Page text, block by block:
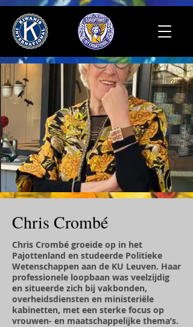
Chris Crombé
Chris Crombé groeide op in het
Pajottenland en studeerde Politieke
Wetenschappen aan de KU Leuven. Haar
professionele loopbaan was veelzijdig
en situeerde zich bij vakbonden,
overheidsdiensten en ministeriële
kabinetten, met een sterke focus op
vrouwen- en maatschappelijke thema’s.